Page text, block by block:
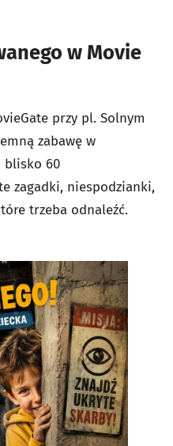
w Movie
przy pl. Solnym
zabawę w
blisko 60
zagadki, niespodzianki,
trzeba odnaleźć.